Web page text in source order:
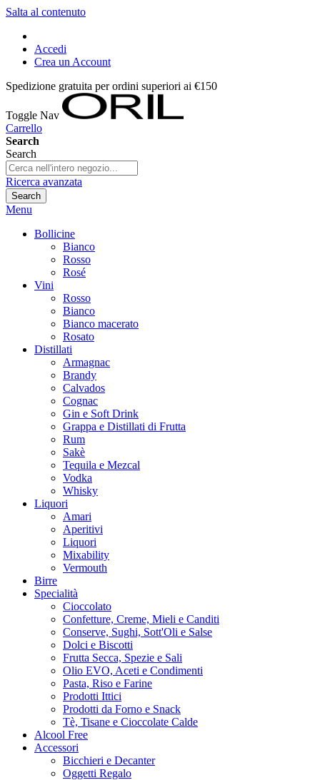
Salta al contenuto
Accedi
Crea un Account
Spedizione gratuita per ordini superiori ai €150
Toggle Nav
Carrello
Search
Search
Ricerca avanzata
Search
Menu
Bollicine
Bianco
Rosso
Rosé
Vini
Rosso
Bianco
Bianco macerato
Rosato
Distillati
Armagnac
Brandy
Calvados
Cognac
Gin e Soft Drink
Grappa e Distillati di Frutta
Rum
Sakè
Tequila e Mezcal
Vodka
Whisky
Liquori
Amari
Aperitivi
Liquori
Mixability
Vermouth
Birre
Specialità
Cioccolato
Confetture, Creme, Mieli e Canditi
Conserve, Sughi, Sott'Oli e Salse
Dolci e Biscotti
Frutta Secca, Spezie e Sali
Olio EVO, Aceti e Condimenti
Pasta, Riso e Farine
Prodotti Ittici
Prodotti da Forno e Snack
Tè, Tisane e Cioccolate Calde
Alcool Free
Accessori
Bicchieri e Decanter
Oggetti Regalo